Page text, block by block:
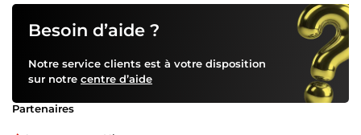
Besoin d’aide ?
Notre service clients est à votre disposition
sur notre centre d’aide
Partenaires